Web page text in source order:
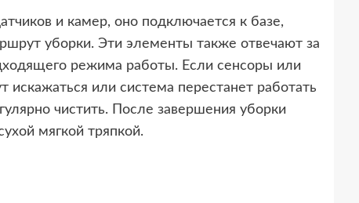
и камер, оно подключается к базе,
уборки. Эти элементы также отвечают за
режима работы. Если сенсоры или
или система перестанет работать
чистить. После завершения уборки
мягкой тряпкой.